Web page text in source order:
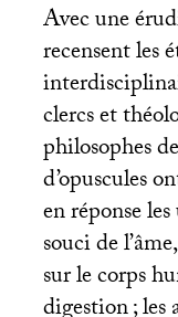
Avec une
recensent les
clercs et
philosophes
d’opuscules
en réponse
souci de
sur le corps